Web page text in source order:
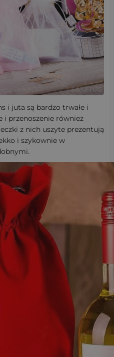
i juta są bardzo trwałe i
i przenoszenie również
z nich uszyte prezentują
i szykownie w